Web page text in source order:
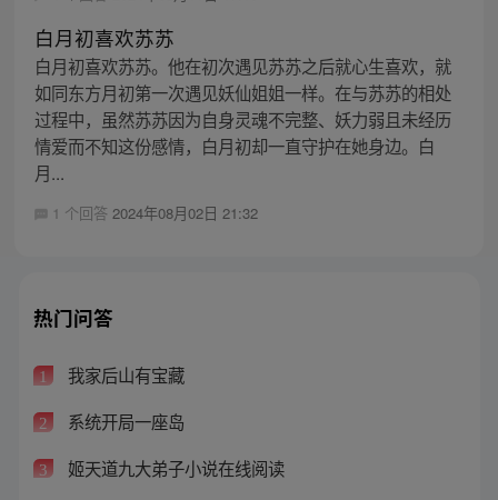
白月初喜欢苏苏
白月初喜欢苏苏。他在初次遇见苏苏之后就心生喜欢，就
如同东方月初第一次遇见妖仙姐姐一样。在与苏苏的相处
过程中，虽然苏苏因为自身灵魂不完整、妖力弱且未经历
情爱而不知这份感情，白月初却一直守护在她身边。白
月...
1 个回答 2024年08月02日 21:32
热门问答
1 我家后山有宝藏
2 系统开局一座岛
3 姬天道九大弟子小说在线阅读